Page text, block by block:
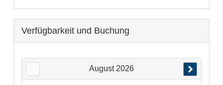
Verfügbarkeit und Buchung